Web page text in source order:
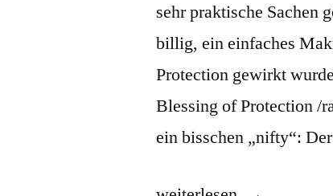
sehr praktische Sachen
billig, ein einfaches
Protection gewirkt
Blessing of Protection /
ein bisschen „nifty“: